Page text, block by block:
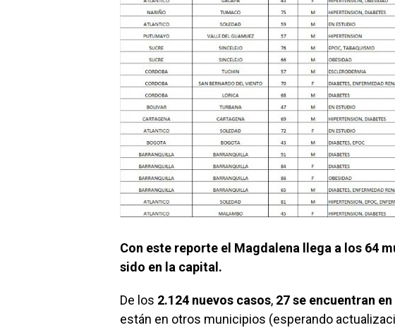
Con este reporte el Magdalena llega a los 64
sido en la capital.
De los 2.124 nuevos casos, 27 se encuentran
están en otros municipios (esperando